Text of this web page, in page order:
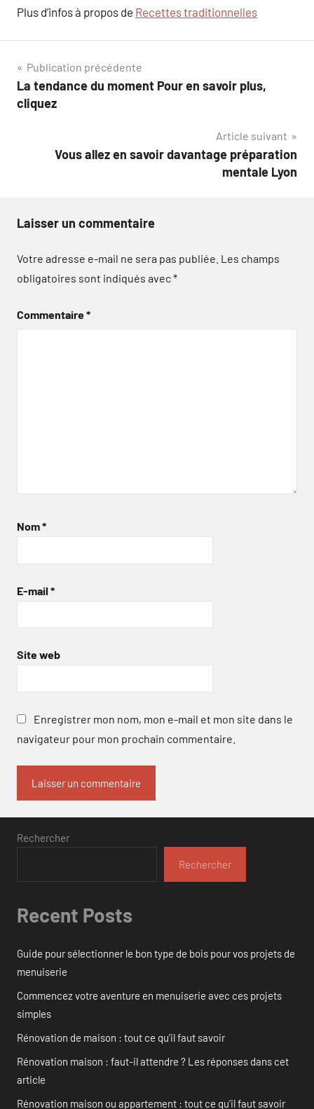
Plus d’infos à propos de Recettes traditionnelles
Navigation
de
Publication précédente
La tendance du moment Pour en savoir plus,
cliquez
Article suivant
Vous allez en savoir davantage préparation
mentale Lyon
Laisser un commentaire
Votre adresse e-mail ne sera pas publiée. Les champs
obligatoires sont indiqués avec*
Commentaire*
Nom*
E-mail *
Site web
Enregistrer mon nom, mon e-mail et mon site dans le
navigateur pour mon prochain commentaire.
Rechercher
Rechercher
Recent Posts
Guide pour sélectionner le bon type de bois pour vos projets de
menuiserie
Commencez votre aventure en menuiserie avec ces projets
simples
Rénovation de maison : tout ce qu’il faut savoir
Rénovation maison : faut-il attendre ? Les réponses dans cet
article
Rénovation maison ou appartement : tout ce qu’il faut savoir